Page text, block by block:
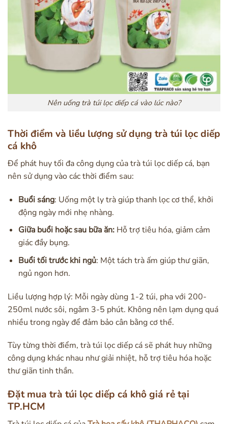
Nên uống trà túi lọc diếp cá vào lúc nào?
Thời điểm và liều lượng sử dụng trà túi lọc diếp
cá khô
Để phát huy tối đa công dụng của trà túi lọc diếp cá, bạn
nên sử dụng vào các thời điểm sau:
Buổi sáng: Uống một ly trà giúp thanh lọc cơ thể, khởi
động ngày mới nhẹ nhàng.
Giữa buổi hoặc sau bữa ăn:Hỗ trợ tiêu hóa, giảm cảm
giác đầy bụng.
Buổi tối trước khi ngủ: Một tách trà ấm giúp thư giãn,
ngủ ngon hơn.
Liều lượng hợp lý: Mỗi ngày dùng 1-2 túi, pha với 200-
250ml nước sôi, ngâm 3-5 phút. Không nên lạm dụng quá
nhiều trong ngày để đảm bảo cân bằng cơ thể.
Tùy từng thời điểm, trà túi lọc diếp cá sẽ phát huy những
công dụng khác nhau như giải nhiệt, hỗ trợ tiêu hóa hoặc
thư giãn tinh thần.
Đặt mua trà túi lọc diếp cá khô giá rẻ tại
TP.HCM